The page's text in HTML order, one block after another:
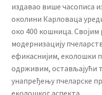
издавао више часописа
околини Карловаца
око 400 кошница. Својим
модернизацију
ефикаснијим, еколошки
одрживим, остављајући
унапређењу пчеларске